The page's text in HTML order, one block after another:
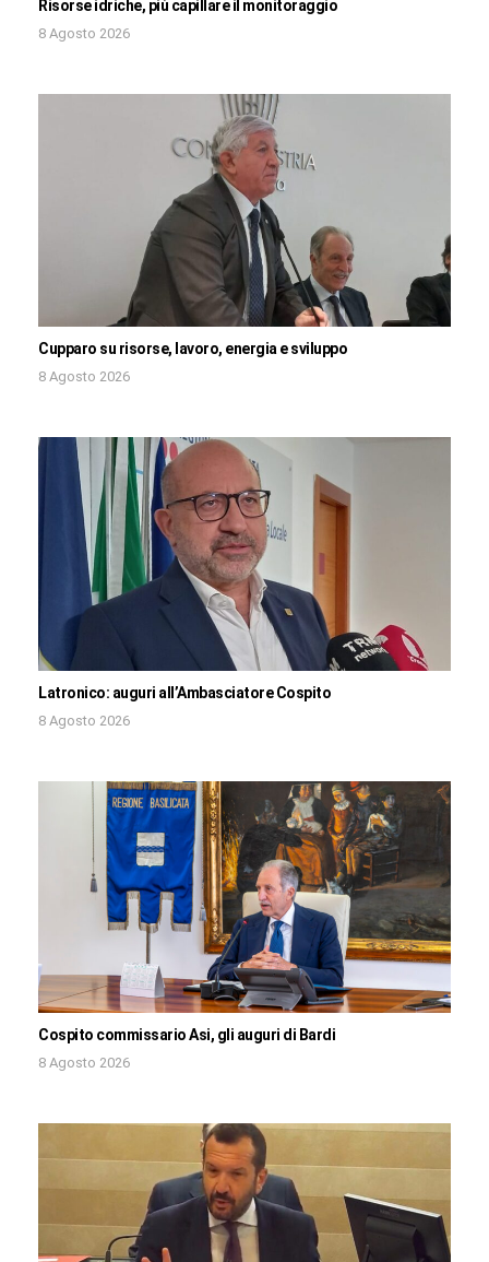
Risorse idriche, più capillare il monitoraggio
8 Agosto 2026
Cupparo su risorse, lavoro, energia e sviluppo
8 Agosto 2026
Latronico: auguri all’Ambasciatore Cospito
8 Agosto 2026
Cospito commissario Asi, gli auguri di Bardi
8 Agosto 2026